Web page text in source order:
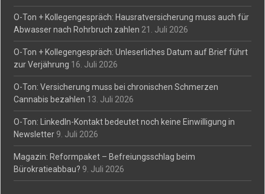
O-Ton + Kollegengespräch: Hausratversicherung muss auch für
Abwasser nach Rohrbruch zahlen 21. Juli 2026
O-Ton + Kollegengespräch: Unleserliches Datum auf Brief führt
zur Verjährung 16. Juli 2026
O-Ton: Versicherung muss bei chronischen Schmerzen
Cannabis bezahlen 13. Juli 2026
O-Ton: LinkedIn-Kontakt bedeutet noch keine Einwilligung in
Newsletter 9. Juli 2026
Magazin: Reformpaket – Befreiungsschlag beim
Bürokratieabbau? 9. Juli 2026